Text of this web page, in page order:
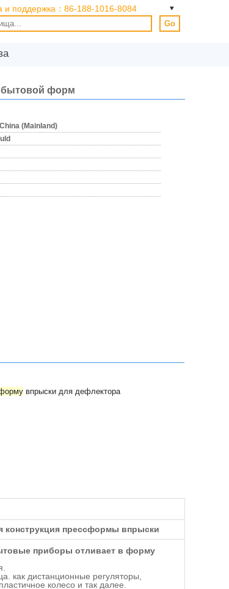
и поддержка： 86-188-1016-8084
Go
бытовой форм
(Mainland)
впрыски для дефлектора
конструкция прессформы впрыски
приборы отливает в форму
как дистанционные регуляторы,
колесо и так далее.